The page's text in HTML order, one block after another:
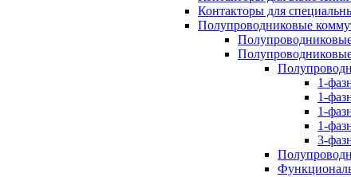
Контакторы для
Полупроводниковые
1-
1-
1-
1-
3-